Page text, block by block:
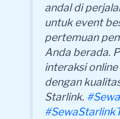
andal di
untuk event
pertemuan
Anda berada.
interaksi
dengan
Starlink.